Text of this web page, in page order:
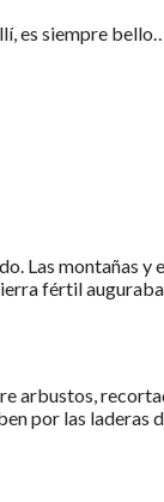
es siempre
Las montañas y
fértil
arbustos,
por las laderas